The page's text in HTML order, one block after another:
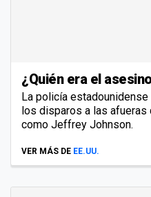
¿Quién era el
La policía
los disparos a las afueras
como Jeffrey Johnson.
VER MÁS DE EE.UU.